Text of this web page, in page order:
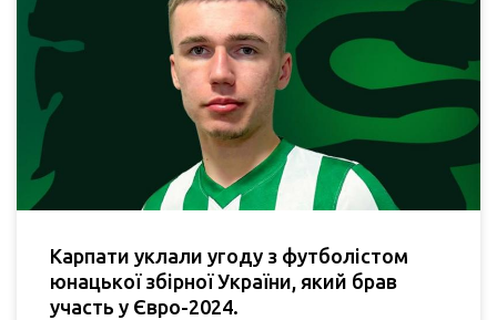
Карпати уклали угоду з футболістом
юнацької збірної України, який брав
участь у Євро-2024.